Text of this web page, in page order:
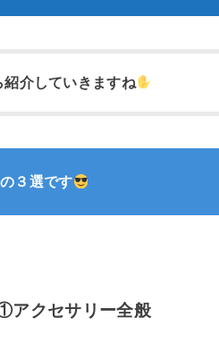
紹介していきますね
３選です
アクセサリー全般